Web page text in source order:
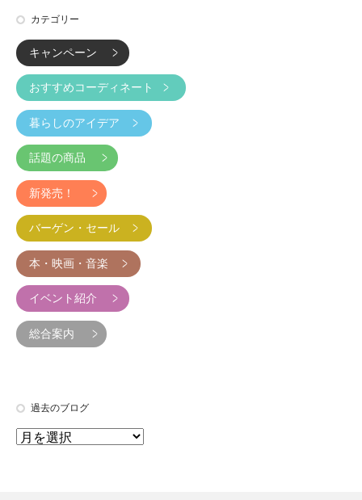
カテゴリー
キャンペーン
おすすめコーディネート
暮らしのアイデア
話題の商品
新発売！
バーゲン・セール
本・映画・音楽
イベント紹介
総合案内
過去のブログ